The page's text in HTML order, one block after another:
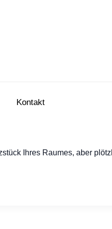
Kontakt
Ihres Raumes, aber